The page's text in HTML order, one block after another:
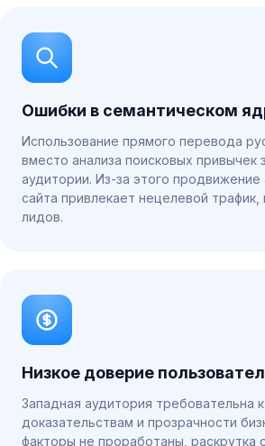
Ошибки в семантическом
Использование прямого перевода
вместо анализа поисковых привычек
аудитории. Из-за этого продвижение
сайта привлекает нецелевой
лидов.
Низкое доверие
Западная аудитория требовательна
доказательствам и прозрачности
факторы не проработаны, раскрутка